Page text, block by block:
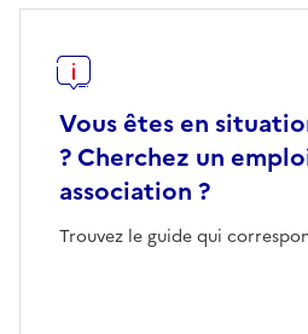
Vous êtes en
? Cherchez un
association ?
Trouvez le guide qui